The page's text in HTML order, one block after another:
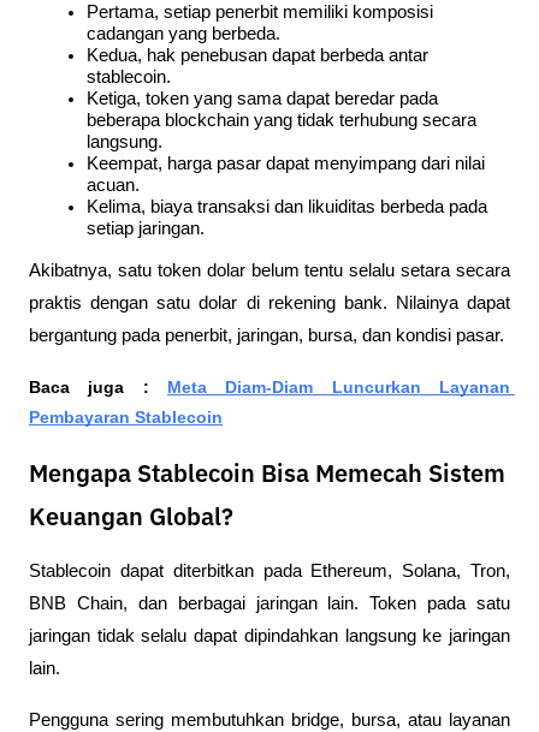
Pertama, setiap penerbit memiliki komposisi
cadangan yang berbeda.
Kedua, hak penebusan dapat berbeda antar
stablecoin.
Ketiga, token yang sama dapat beredar pada
beberapa blockchain yang tidak terhubung secara
langsung.
Keempat, harga pasar dapat menyimpang dari nilai
acuan.
Kelima, biaya transaksi dan likuiditas berbeda pada
setiap jaringan.
Akibatnya, satu token dolar belum tentu selalu setara secara
praktis dengan satu dolar di rekening bank. Nilainya dapat
bergantung pada penerbit, jaringan, bursa, dan kondisi pasar.
Baca juga : Meta Diam-Diam Luncurkan Layanan
Pembayaran Stablecoin
Mengapa Stablecoin Bisa Memecah Sistem
Keuangan Global?
Stablecoin dapat diterbitkan pada Ethereum, Solana, Tron,
BNB Chain, dan berbagai jaringan lain. Token pada satu
jaringan tidak selalu dapat dipindahkan langsung ke jaringan
lain.
Pengguna sering membutuhkan bridge, bursa, atau layanan